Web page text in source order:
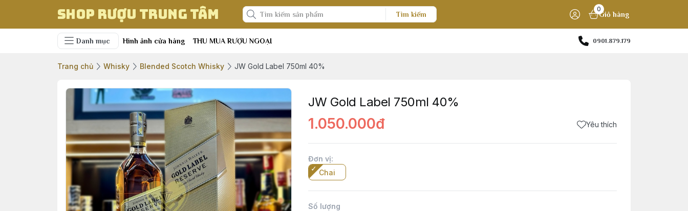
Shop Rượu Trung Tâm Tìm kiếm
0
Giỏ hàng
Danh mục Hình ảnh cửa hàng THU MUA RƯỢU NGOẠI 0901.879.179
Trang chủ Whisky Blended Scotch Whisky JW Gold Label 750ml 40%
JW Gold Label 750ml 40%
1.050.000đ Yêu thích
Đơn vị:
Chai
Số lượng